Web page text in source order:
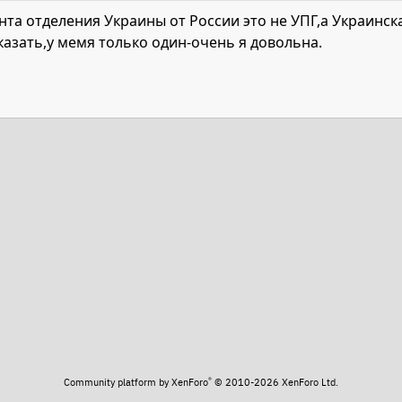
отделения Украины от России это не УПГ,а
мемя только один-очень я довольна.
Community platform by XenForo® © 2010-2026 XenForo Ltd.